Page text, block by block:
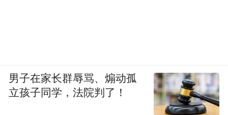
男子在家长群辱骂、煽动孤
立孩子同学，法院判了！